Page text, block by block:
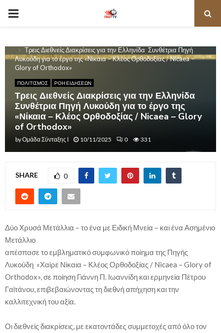
PRIMARY
Τρεις Διεθνείς Διακρίσεις για την Ελληνίδα Συνθέτρια Πηγή
Λυκούδη για το έργο της «Νίκαια – Κλέος Ορθοδοξίας / Nicaea –
Glory of Orthodox»
ΠΟΛΙΤΙΣΜΟΣ ΡΟΗ ΕΙΔΗΣΕΩΝ
Τρεις Διεθνείς Διακρίσεις για την Ελληνίδα
Συνθέτρια Πηγή Λυκούδη για το έργο της
«Νίκαια – Κλέος Ορθοδοξίας / Nicaea – Glory
of Orthodox»
byΟμάδα Σύνταξης Ι 10/11/2025 0 331
SHARE 0
Δύο Χρυσά Μετάλλια – το ένα με Ειδική Μνεία – και ένα Ασημένιο
Μετάλλιο
απέσπασε το εμβληματικό συμφωνικό ποίημα της Πηγής
Λυκούδη «Χαίρε Νίκαια – Κλέος Ορθοδοξίας / Nicaea – Glory of
Orthodox», σε ποίηση Γιάννη Π. Ιωαννίδη και ερμηνεία Πέτρου
Γαϊτάνου, επιβεβαιώνοντας τη διεθνή απήχηση και την
καλλιτεχνική του αξία.
Οι διεθνείς διακρίσεις, με εκατοντάδες συμμετοχές από όλο τον